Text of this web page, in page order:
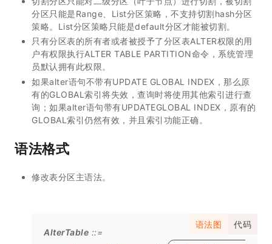
分区只能是Range、List分区策略，不支持切割hash分区
策略。List分区策略只能是default分区才能被切割。
只有分区表的所有者或者被授予了分区表ALTER权限的用
户有权限执行ALTER TABLE PARTITION命令，系统管理
员默认拥有此权限。
如果alter语句不带有UPDATE GLOBAL INDEX，那么原
有的GLOBAL索引将失效，查询时将使用其他索引进行查
询；如果alter语句带有UPDATEGLOBAL INDEX，原有的
GLOBAL索引仍然有效，并且索引功能正确。
语法格式
修改表分区主语法。
语法图 代码
AlterTable